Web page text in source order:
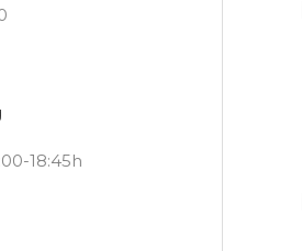
18:45h